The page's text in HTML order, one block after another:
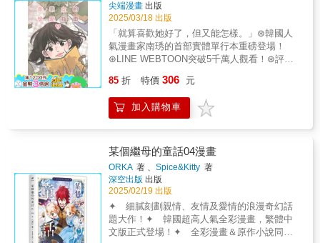
尖端漫畫 出版
2025/03/18 出版
「就算喜歡她好了，但又能怎樣。」 ⊛韓國人
氣漫畫家南琇的首部實體單行本重磅登場！
⊛LINE WEBTOON突破5千萬人觀看！ ⊛評價
的學妹，一邊是多年的摯友， 羅佑元要如何在
這段三角關係中取捨呢!? 【故事簡介】 攸秀與
在賢學長的關係越來越親近， 與此同時，羅佑
秀， 甚至向佑元問起關於攸秀的事情， 並表示
自己好像有喜歡的人了!? 佑元的感情之路危機
四伏…？
85 折 特價 306 元
加入購物車
某個繼母的童話04漫畫
ORKA著 、Spice&Kitty 著
深空出版 出版
2025/02/19 出版
✦ 細膩刻劃親情、友情及愛情的浪漫奇幻話
題大作！✦ 韓國超高人氣全彩漫畫，繁體中
文版正式登場！✦ 全彩漫畫＆原作小說同步